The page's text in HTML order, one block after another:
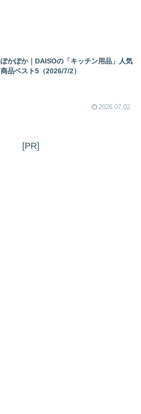
ぽかぽか｜DAISOの「キッチン用品」人気
商品ベスト5（2026/7/2）
2026.07.02
[PR]